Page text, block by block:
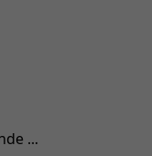
...